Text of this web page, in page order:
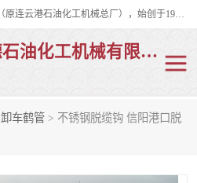
连云港华德石油化工机械有限公司（原连云港石油化工机械总厂），始创于1982年，是从事码头船用流体装卸臂、陆用流体装卸臂（鹤管）、活动梯、钢构平台、定量装车系统等全系列流体装卸设备的设计、制造、销售以及服务的专业供应商。
连云港华德石油化工机械有限公司
卸车鹤管 > 不锈钢脱缆钩 信阳港口脱
液氯鹤管